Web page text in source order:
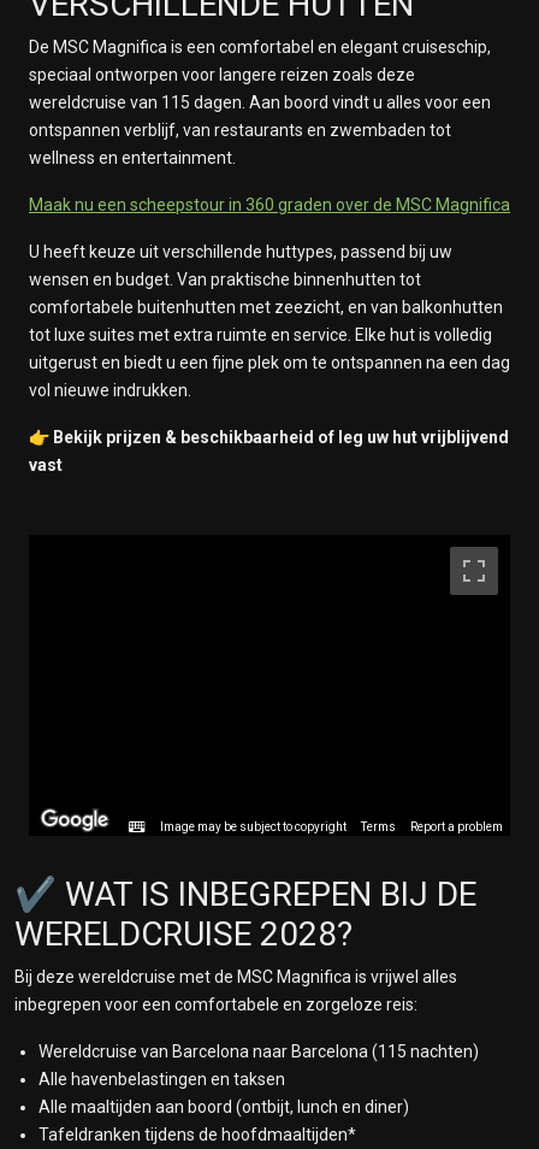
4 maart 2028Vertrek: 18:00
Op Zee
5 maart 2028
Op Zee
6 maart 2028
Cairns
8 maart 2028
Cairns
9 maart 2028Vertrek: 16:00
Op Zee
10 maart 2028
11 maart 2028
Op Zee
18 maart 2028
19 maart 2028
20 maart 2028
Op Zee
21 maart 2028
22 maart 2028
Halong Bay, Vietnam
23 maart 2028
Chan May, Vietnam
De MSC Magnifica is een comfortabel en elegant cruiseschip,
speciaal ontworpen voor langere reizen zoals deze
wereldcruise van 115 dagen. Aan boord vindt u alles voor een
ontspannen verblijf, van restaurants en zwembaden tot
wellness en entertainment.
Maak nu een scheepstour in 360 graden over de MSC Magnifica
U heeft keuze uit verschillende huttypes, passend bij uw
wensen en budget. Van praktische binnenhutten tot
comfortabele buitenhutten met zeezicht, en van balkonhutten
tot luxe suites met extra ruimte en service. Elke hut is volledig
uitgerust en biedt u een fijne plek om te ontspannen na een dag
vol nieuwe indrukken.
👉 Bekijk prijzen & beschikbaarheid of leg uw hut vrijblijvend
vast
Image may be subject to copyright Terms Report a problem
✔️ WAT IS INBEGREPEN BIJ DE
WERELDCRUISE 2028?
Bij deze wereldcruise met de MSC Magnifica is vrijwel alles
inbegrepen voor een comfortabele en zorgeloze reis:
Wereldcruise van Barcelona naar Barcelona (115 nachten)
Alle havenbelastingen en taksen
Alle maaltijden aan boord (ontbijt, lunch en diner)
Tafeldranken tijdens de hoofdmaaltijden*